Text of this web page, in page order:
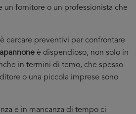
un fornitore o un professionista che
cercare preventivi per confrontare
è dispendioso, non solo in
in termini di temo, che spesso
o una piccola imprese sono
e in mancanza di tempo ci